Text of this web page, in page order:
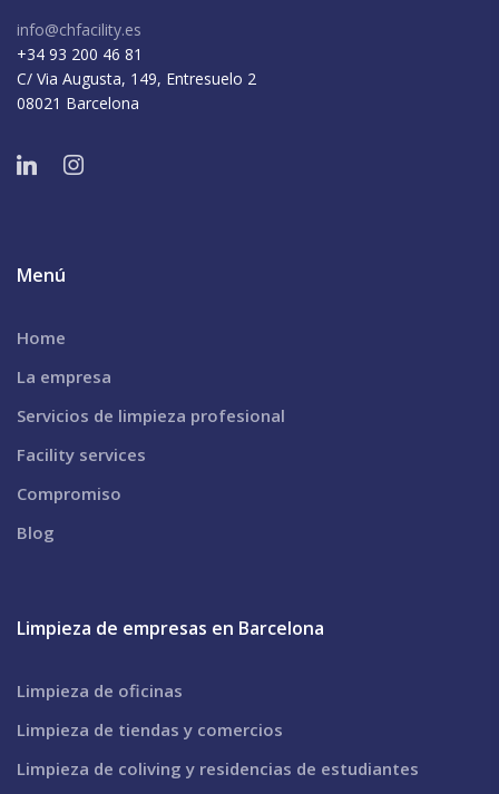
info@chfacility.es
+34 93 200 46 81
C/ Via Augusta, 149, Entresuelo 2
08021 Barcelona
Menú
Home
La empresa
Servicios de limpieza profesional
Facility services
Compromiso
Blog
Limpieza de empresas en Barcelona
Limpieza de oficinas
Limpieza de tiendas y comercios
Limpieza de coliving y residencias de estudiantes